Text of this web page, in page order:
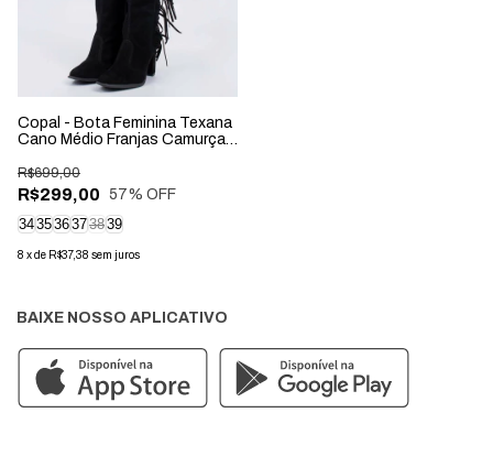
Copal - Bota Feminina Texana
Cano Médio Franjas Camurça
R$299,00
R$699,00
57% OFF
343536373839
8 xde R$37,38 sem juros
BAIXE NOSSO APLICATIVO